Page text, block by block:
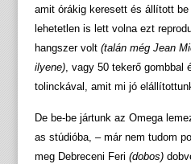
amit órákig keresett és állított
lehetetlen is lett volna ezt
hangszer volt (talán még Jean
ilyene), vagy 50 tekerő gombbal
tolinckával, amit mi jó
De be-be jártunk az Omega
as stúdióba, – már nem tudom
meg Debreceni Feri (dobos)